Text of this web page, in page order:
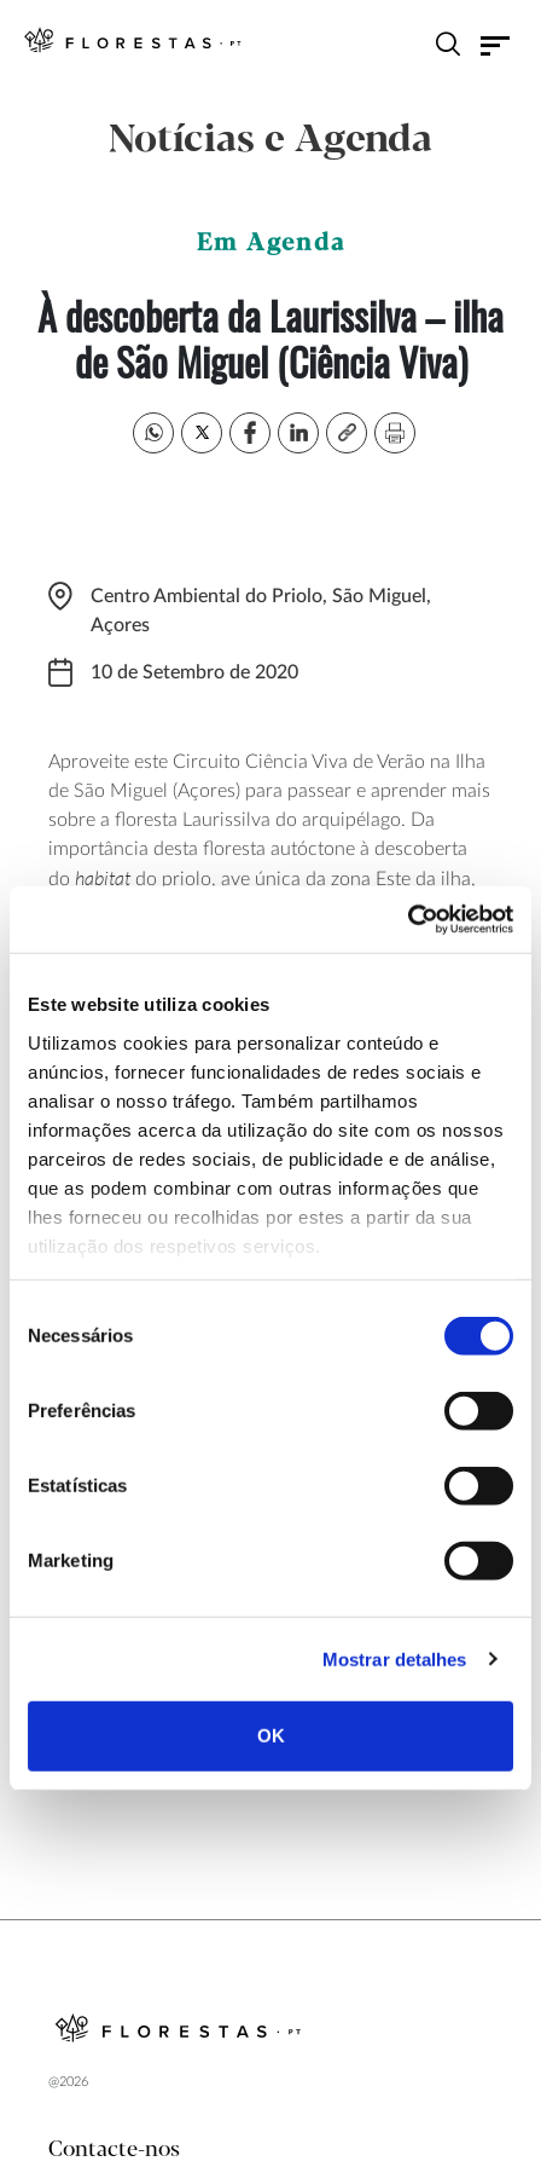
Este website utiliza cookies
Utilizamos cookies para personalizar conteúdo e
anúncios, fornecer funcionalidades de redes sociais e
analisar o nosso tráfego. Também partilhamos
informações acerca da utilização do site com os nossos
parceiros de redes sociais, de publicidade e de análise,
que as podem combinar com outras informações que
lhes forneceu ou recolhidas por estes a partir da sua
utilização dos respetivos serviços.
Necessários
Preferências
Estatísticas
Marketing
Mostrar detalhes
OK
Notícias e Agenda
Em Agenda
À descoberta da Laurissilva – ilha
de São Miguel (Ciência Viva)
Centro Ambiental do Priolo, São Miguel,
Açores
10 de Setembro de 2020
Aproveite este Circuito Ciência Viva de Verão na Ilha
de São Miguel (Açores) para passear e aprender mais
sobre a floresta Laurissilva do arquipélago. Da
importância desta floresta autóctone à descoberta
do habitatdo priolo, ave única da zona Este da ilha,
há muito para observar neste percurso de duas
horas. A participação tem um custo de cinco euros.
participantes limitado e elevada procura, sendo
preenchidas, poderá ficar em lista de espera).
Saiba mais sobre os Circuitos Ciência Viva
de Verão
13.07.2026
Genoma do priolo e de outras espécies em risco:
Registar galhas de Trichi em acácia-das-espigas:
Natureza e florestas procuram jovens voluntários
@2026
Contacte-nos